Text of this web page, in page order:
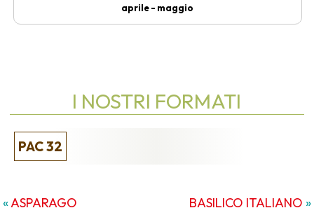
aprile - maggio
I NOSTRI FORMATI
PAC 32
«ASPARAGO BASILICO ITALIANO »